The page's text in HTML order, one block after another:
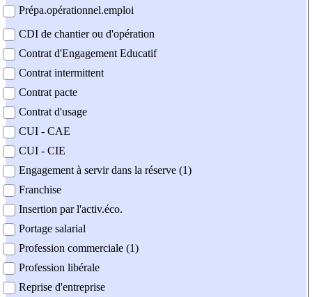
Prépa.opérationnel.emploi
CDI de chantier ou d'opération
Contrat d'Engagement Educatif
Contrat intermittent
Contrat pacte
Contrat d'usage
CUI - CAE
CUI - CIE
Engagement à servir dans la réserve (1)
Franchise
Insertion par l'activ.éco.
Portage salarial
Profession commerciale (1)
Profession libérale
Reprise d'entreprise